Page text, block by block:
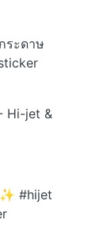
ระดาษ
Hi-jet &
#hijet